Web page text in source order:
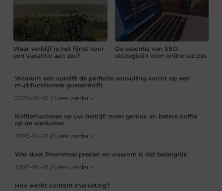
Waar verblijf je het fijnst voor
een vakantie aan zee?
De essentie van SEO:
strategieën voor online succes
Waarom een autolift de perfecte aanvulling vormt op een
multifunctionele goederenlift
2020-04-01 // Lees verder »
Koffiemachines op uw bedrijf: meer gemak en betere koffie
op de werkvloer
2020-04-01 // Lees verder »
Wat doet Prometaal precies en waarom is dat belangrijk
2020-04-01 // Lees verder »
Hoe werkt content marketing?